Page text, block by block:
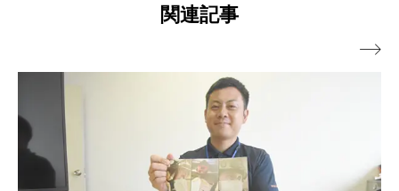
関連記事
